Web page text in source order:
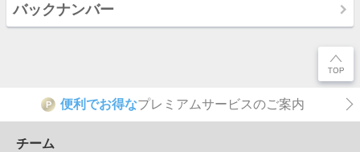
バックナンバー
P 便利でお得なプレミアムサービスのご案内
チーム